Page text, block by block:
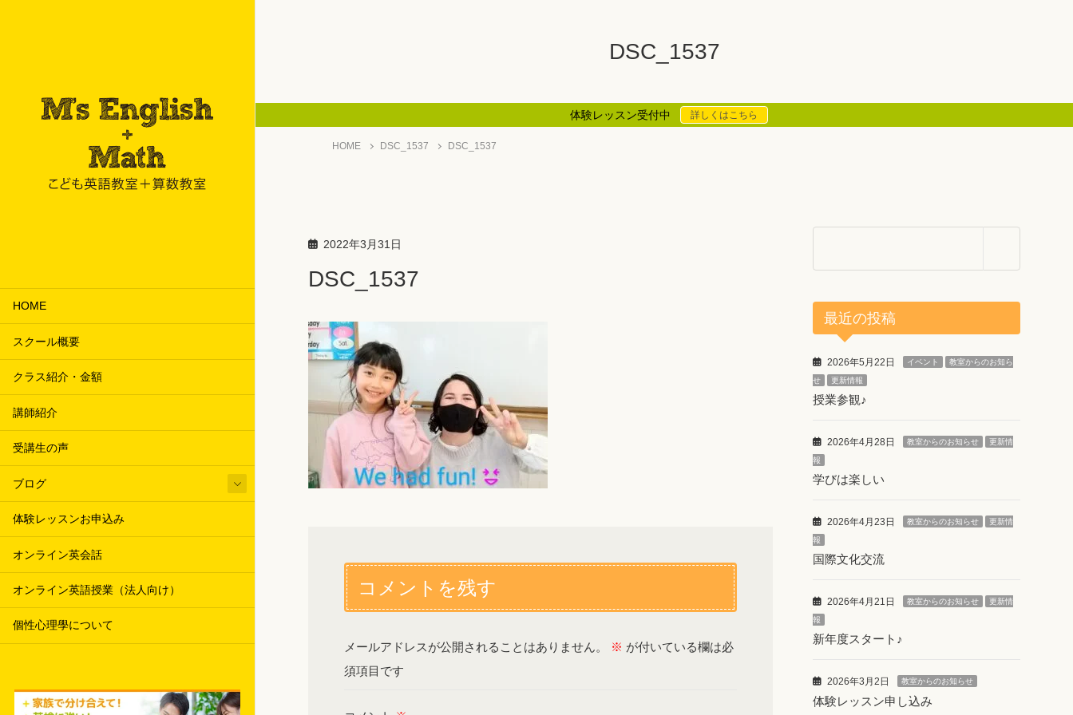
HOME
スクール概要
クラス紹介・金額
講師紹介
受講生の声
ブログ
体験レッスンお申込み
オンライン英会話
オンライン英語授業（法人向け）
個性心理學について
DSC_1537
体験レッスン受付中 詳しくはこちら
HOME DSC_1537 DSC_1537
2022年3月31日
DSC_1537
コメントを残す
メールアドレスが公開されることはありません。 ※ が付いている欄は必
須項目です
最近の投稿
2026年5月22日 イベント 教室からのお知ら
せ 更新情報
授業参観♪
2026年4月28日 教室からのお知らせ 更新情
報
学びは楽しい
2026年4月23日 教室からのお知らせ 更新情
報
国際文化交流
2026年4月21日 教室からのお知らせ 更新情
報
新年度スタート♪
2026年3月2日 教室からのお知らせ
体験レッスン申し込み